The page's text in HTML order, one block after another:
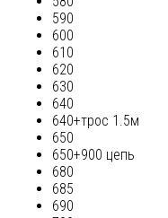
590
600
610
620
630
640
640+трос 1.5м
650
650+900 цепь
680
685
690